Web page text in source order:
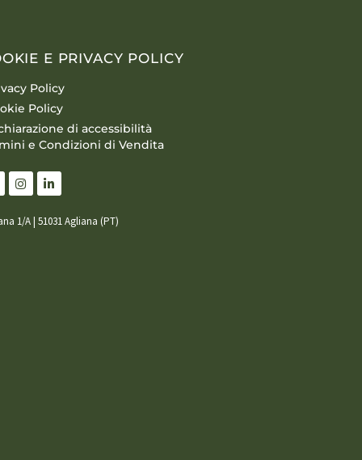
E PRIVACY POLICY
Policy
Policy
di accessibilità
e Condizioni di Vendita
1/A | 51031 Agliana (PT)